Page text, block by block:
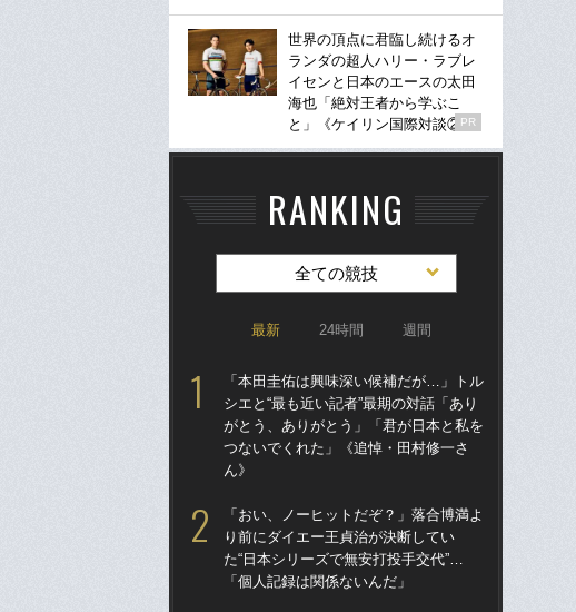
世界の頂点に君臨し続けるオ
ランダの超人ハリー・ラブレ
イセンと日本のエースの太田
海也「絶対王者から学ぶこ
と」《ケイリン国際対談②》
PR
RANKING
全ての競技
最新 24時間 週間
「本田圭佑は興味深い候補だが…」トル
シエと“最も近い記者”最期の対話「あり
がとう、ありがとう」「君が日本と私を
つないでくれた」《追悼・田村修一さ
ん》
「おい、ノーヒットだぞ？」落合博満よ
り前にダイエー王貞治が決断してい
た“日本シリーズで無安打投手交代”…
「個人記録は関係ないんだ」